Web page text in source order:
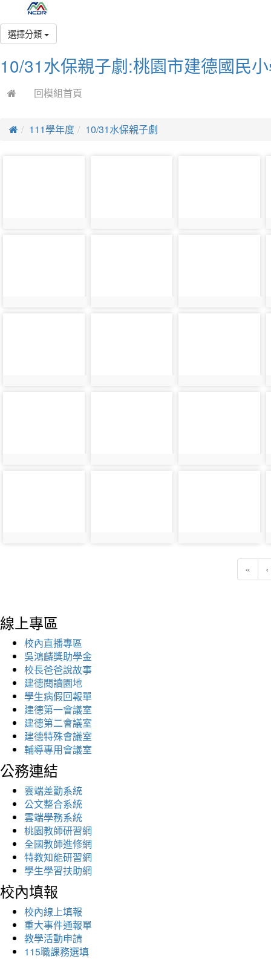
選擇分類
10/31水保親子劇:桃園市建德國民
回模組首頁
111學年度 10/31水保親子劇
« ‹
線上專區
校內直播專區
吳鴻麟獎助學金
校長爸爸說故事
建德閱讀園地
學生病假回報單
建德第一會議室
建德第二會議室
建德特殊會議室
輔導專用會議室
公務連結
雲端差勤系統
公文整合系統
雲端學務系統
桃園教師研習網
全國教師進修網
特教知能研習網
學生學習扶助網
校內填報
校內線上填報
重大事件通報單
教學活動申請
115職課務選填